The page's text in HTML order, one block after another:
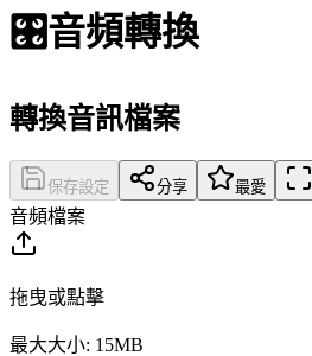
🎛️音頻轉換
轉換音訊檔案
保存設定 分享 最愛
音頻檔案
拖曳或點擊
最大大小: 15MB